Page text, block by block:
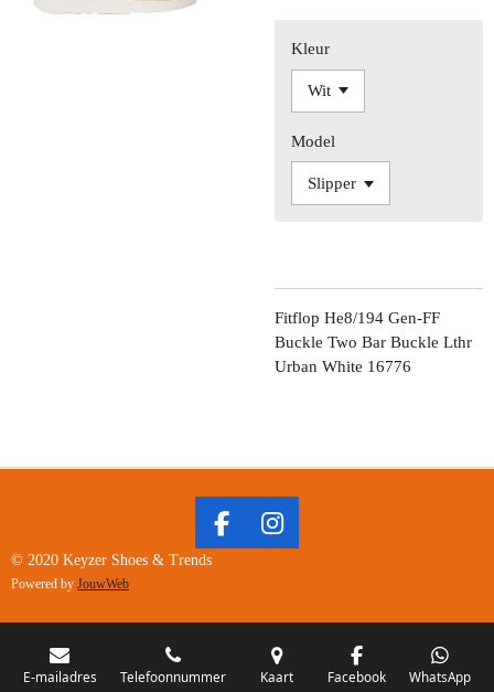
Kleur
Model
Fitflop He8/194 Gen-FF
Buckle Two Bar Buckle Lthr
Urban White 16776
F
B
O
I
A
G
R
© 2020 Keyzer Shoes & Trends
Powered by JouwWeb
E-mailadres Telefoonnummer Kaart Facebook WhatsApp